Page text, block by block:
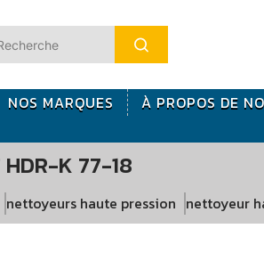
NOS MARQUES
À PROPOS DE
HDR-K 77-18
nettoyeurs haute pression nettoyeur